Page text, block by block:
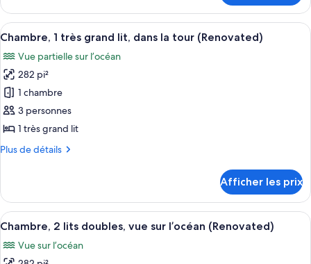
très
grand
(View)
Chambre,
très
lit
(View)
Afficher
toutes
les
photos
pour
ce
type
chambre :
très
grand
dans
Une chambre d’hôtel avec un grand
7
Chambre, 1 très grand lit, dans la tour (Renovated)
Vue partielle sur l’océan
282 pi²
1 chambre
3 personnes
1 très grand lit
Plus de détails
Plus
Chambre,
très
lit,
dans
Afficher les prix
Afficher
toutes
les
Une chambre d’hôtel avec deux lits,
7
Chambre, 2 lits doubles, vue sur l’océan (Renovated)
Vue sur l’océan